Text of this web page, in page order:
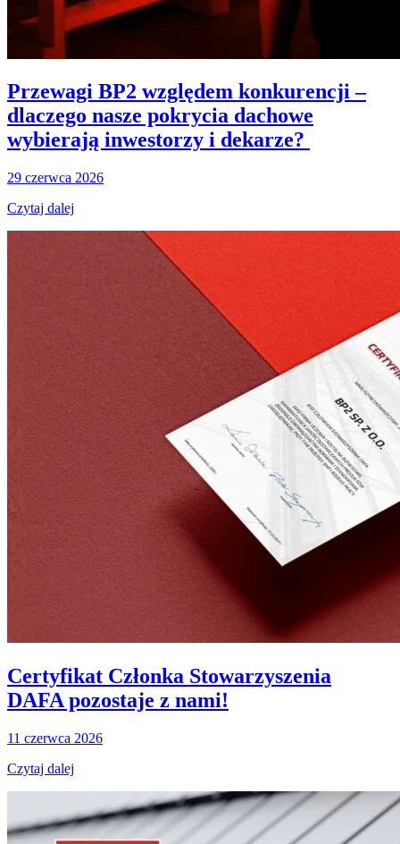
Przewagi BP2 względem konkurencji –
dlaczego nasze pokrycia dachowe
wybierają inwestorzy i dekarze?
29 czerwca 2026
Czytaj dalej
Certyfikat Członka Stowarzyszenia
DAFA pozostaje z nami!
11 czerwca 2026
Czytaj dalej